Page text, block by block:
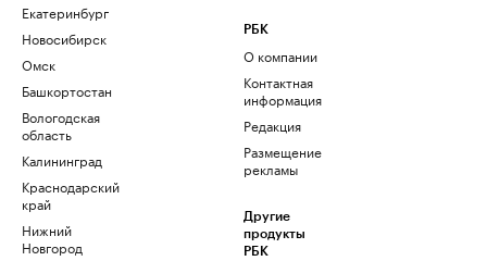
Екатеринбург
Новосибирск
Омск
Башкортостан
Вологодская
область
Калининград
Краснодарский
край
Нижний
Новгород
РБК
О компании
Контактная
информация
Редакция
Размещение
рекламы
Другие
продукты
РБК